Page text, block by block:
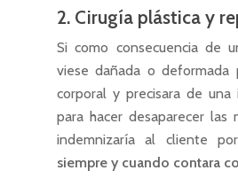
2. Cirugía plástica y
Si como consecuencia de
viese dañada o deformada
corporal y precisara de una
para hacer desaparecer las
indemnizaría al cliente
siempre y cuando contara